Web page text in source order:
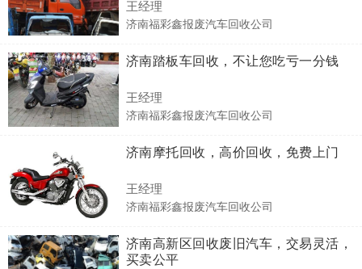
王经理
济南福彩鑫报废汽车回收公司
济南踏板车回收，不让您吃亏一分钱
王经理
济南福彩鑫报废汽车回收公司
济南摩托回收，高价回收，免费上门
王经理
济南福彩鑫报废汽车回收公司
济南高新区回收废旧汽车，交易灵活，
买卖公平